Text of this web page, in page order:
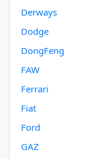
Derways
Dodge
DongFeng
FAW
Ferrari
Fiat
Ford
GAZ